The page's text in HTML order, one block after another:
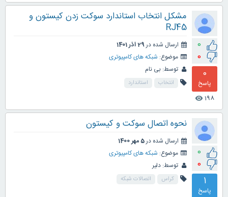
0
0
0
پاسخ
198
visibility
مشکل انتخاب استاندارد سوکت زدن کیستون و
RJ45
ارسال شده در29 آذر 1401
موضوع: شبکه های کامپیوتری
توسط: بی نام
انتخاب استاندارد
0
0
1
پاسخ
نحوه اتصال سوکت و کیستون
ارسال شده در5 مهر 1400
موضوع: شبکه های کامپیوتری
توسط: دلیر
کراس اتصالات شبکه